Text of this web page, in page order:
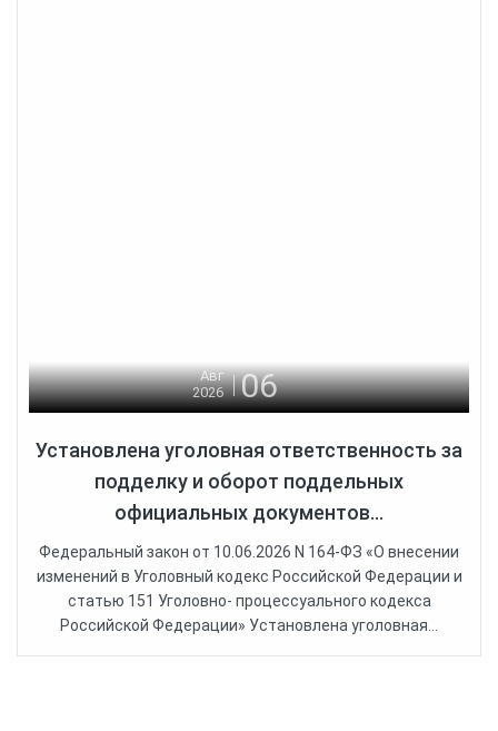
Авг
2026
06
Установлена уголовная ответственность за
подделку и оборот поддельных
официальных документов...
Федеральный закон от 10.06.2026 N 164-ФЗ «О внесении
изменений в Уголовный кодекс Российской Федерации и
статью 151 Уголовно- процессуального кодекса
Российской Федерации» Установлена уголовная...